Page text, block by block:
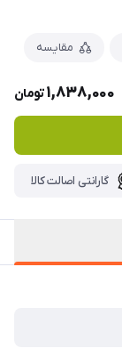
مقایسه
1,838,000تومان
گارانتی اصالت کالا